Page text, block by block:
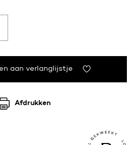
aan verlanglijstje
Afdrukken